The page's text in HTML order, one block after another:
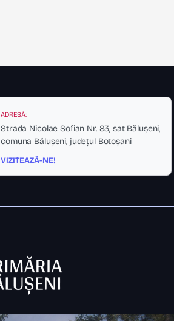
ADRESĂ:
Strada Nicolae Sofian Nr. 83, sat Bălușeni,
comuna Bălușeni, județul Botoșani
VIZITEAZĂ-NE!